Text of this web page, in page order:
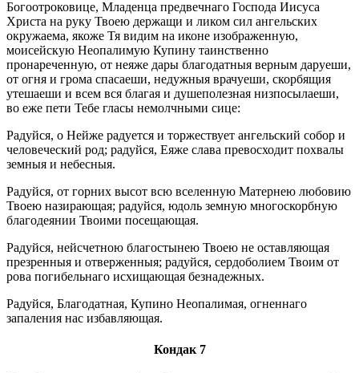
Богоотроковице, Младенца предвечнаго Господа Иисуса
Христа на руку Твоею держащи и ликом сил ангельских
окружаема, якоже Тя видим на иконе изображенную,
моисейскую Неопалимую Купину таинственно
пронареченную, от неяже дары благодатныя верным даруеши,
от огня и грома спасаеши, недужныя врачуеши, скорбящия
утешаеши и всем вся благая и душеполезная низпосылаеши,
во еже пети Тебе гласы немолчными сице:
Радуйся, о Нейже радуется и торжествует ангельский собор и
человеческий род; радуйся, Еяже слава превосходит похвалы
земныя и небесныя.
Радуйся, от горних высот всю вселенную Матернею любовию
Твоею назирающая; радуйся, юдоль земную многоскорбную
благодеянии Твоими посещающая.
Радуйся, нейсчетною благостынею Твоею не оставляющая
презренныя и отверженныя; радуйся, сердоболием Твоим от
рова погибельнаго исхищающая безнадежных.
Радуйся, Благодатная, Купино Неопалимая, огненнаго
запаления нас избавляющая.
Кондак 7